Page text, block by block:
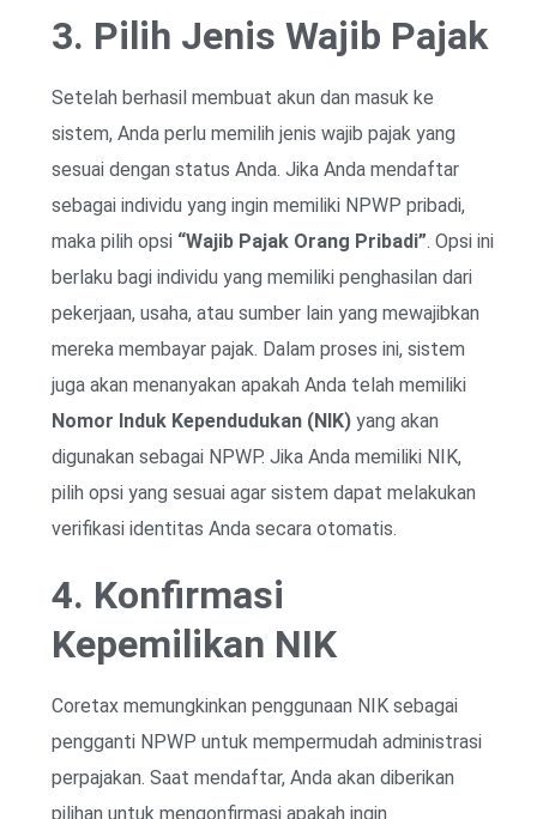
3. Pilih Jenis Wajib Pajak
Setelah berhasil membuat akun dan masuk ke
sistem, Anda perlu memilih jenis wajib pajak yang
sesuai dengan status Anda. Jika Anda mendaftar
sebagai individu yang ingin memiliki NPWP pribadi,
maka pilih opsi “Wajib Pajak Orang Pribadi”. Opsi ini
berlaku bagi individu yang memiliki penghasilan dari
pekerjaan, usaha, atau sumber lain yang mewajibkan
mereka membayar pajak. Dalam proses ini, sistem
juga akan menanyakan apakah Anda telah memiliki
Nomor Induk Kependudukan (NIK) yang akan
digunakan sebagai NPWP. Jika Anda memiliki NIK,
pilih opsi yang sesuai agar sistem dapat melakukan
verifikasi identitas Anda secara otomatis.
4. Konfirmasi
Kepemilikan NIK
Coretax memungkinkan penggunaan NIK sebagai
pengganti NPWP untuk mempermudah administrasi
perpajakan. Saat mendaftar, Anda akan diberikan
pilihan untuk mengonfirmasi apakah ingin